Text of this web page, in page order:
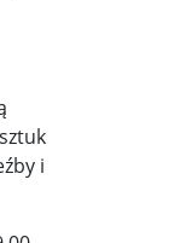
i